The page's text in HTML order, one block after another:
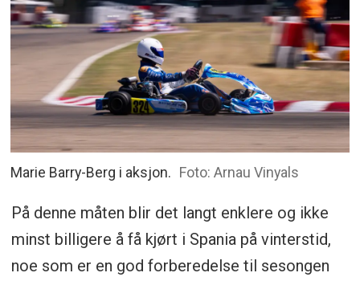
Marie Barry-Berg i aksjon. Foto: Arnau Vinyals
På denne måten blir det langt enklere og ikke
minst billigere å få kjørt i Spania på vinterstid,
noe som er en god forberedelse til sesongen